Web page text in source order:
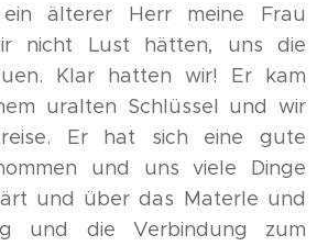
älterer Herr meine Frau
nicht Lust hätten, uns die
Klar hatten wir! Er kam
uralten Schlüssel und wir
Er hat sich eine gute
und uns viele Dinge
und über das Materle und
und die Verbindung zum